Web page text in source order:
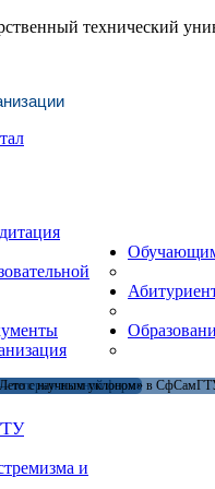
технический
и
теперь и в очной форме
с научным уклоном» в